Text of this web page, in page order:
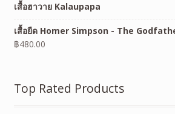
เสื้อฮาวาย Kalaupapa
เสื้อยืด Homer Simpson - The
฿480.00
Top Rated Products